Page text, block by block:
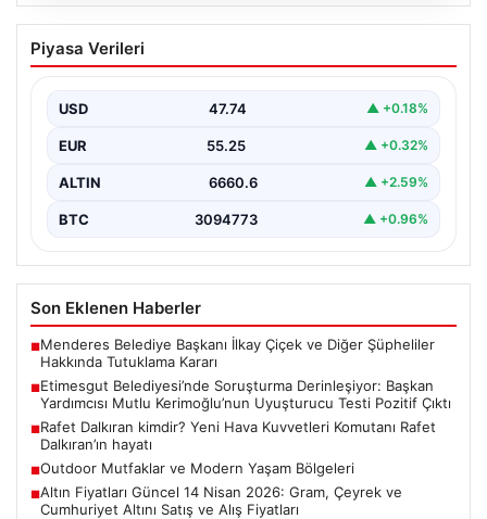
Etimesgut Belediyesi’nde Soruşturma
Derinleşiyor: Başkan Yardımcısı Mutlu
Çıktı
Ankara Batı Cumhuriyet Başsavcılığı tarafından
yürütülen kapsamlı soruşturma kapsamında Etimesgut
Piyasa Verileri
USD 47.74 ▲ +0.18%
EUR 55.25 ▲ +0.32%
ALTIN 6660.6 ▲ +2.59%
BTC 3094773 ▲ +0.96%
Son Eklenen Haberler
■Menderes Belediye Başkanı İlkay Çiçek ve Diğer Şüpheliler
Hakkında Tutuklama Kararı
■Etimesgut Belediyesi’nde Soruşturma Derinleşiyor: Başkan
Yardımcısı Mutlu Kerimoğlu’nun Uyuşturucu Testi Pozitif Çıktı
■Rafet Dalkıran kimdir? Yeni Hava Kuvvetleri Komutanı Rafet
Dalkıran’ın hayatı
■Outdoor Mutfaklar ve Modern Yaşam Bölgeleri
■Altın Fiyatları Güncel 14 Nisan 2026: Gram, Çeyrek ve
Cumhuriyet Altını Satış ve Alış Fiyatları